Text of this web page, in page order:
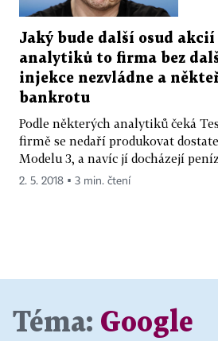
Jaký bude další osud akcií
analytiků to firma bez
injekce nezvládne a
bankrotu
Podle některých analytiků čeká
firmě se nedaří produkovat
Modelu 3, a navíc jí docházejí
2. 5. 2018 ▪ 3 min. čtení
Téma: Google